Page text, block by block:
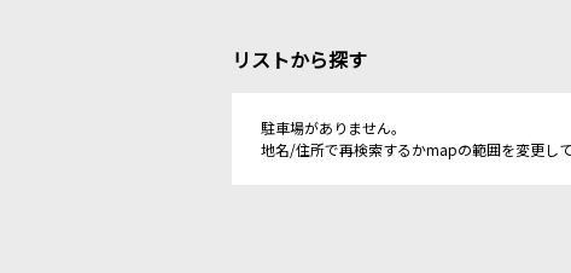
リストから探す
駐車場がありません。
地名/住所で再検索するかmapの範囲を変更して